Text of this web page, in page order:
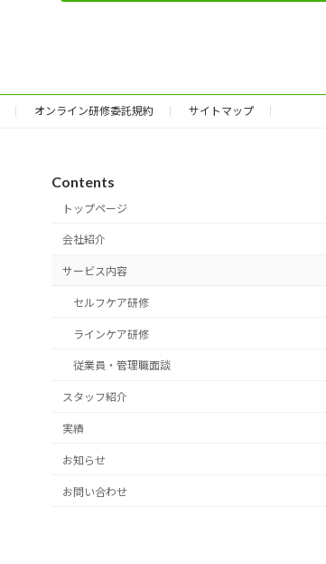
オンライン研修委託規約 サイトマップ
Contents
トップページ
会社紹介
サービス内容
セルフケア研修
ラインケア研修
従業員・管理職面談
スタッフ紹介
実績
お知らせ
お問い合わせ